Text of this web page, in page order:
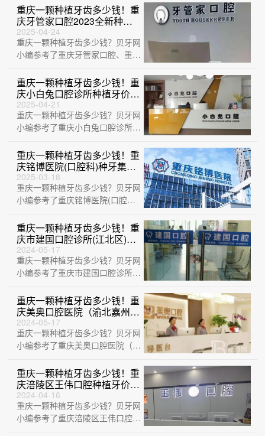
口腔门诊···
重庆一颗种植牙齿多少钱！重
庆牙管家口腔2023全新种牙
价目表，瑞士拓美thommen植
牙牙：6540元起/颗！
2025-04-24
重庆一颗种植牙齿多少钱？贝牙网
小编参考了重庆牙管家口腔、重庆
口腔、重庆···
重庆一颗种植牙齿多少钱！重
庆小白兔口腔诊所种植牙价格
表，美国杰美种植体：7700
元起/颗！
2025-04-21
重庆一颗种植牙齿多少钱？贝牙网
小编参考了重庆小白兔口腔诊所、
店)、重庆艾···
重庆一颗种植牙齿多少钱！重
庆铭博医院(口腔科)种牙集采
价来了，瑞士拓美thommen植
牙牙：6188元起/颗！
2025-03-18
重庆一颗种植牙齿多少钱？贝牙网
小编参考了重庆铭博医院(口腔
重庆隐乐齿···
重庆一颗种植牙齿多少钱！重
庆市建国口腔诊所(江北区)种
植牙收费表公布，德国卡瓦
ABT种植体：6206元起/颗！
2024-05-17
重庆一颗种植牙齿多少钱？贝牙网
小编参考了重庆市建国口腔诊所
所、重庆维···
重庆一颗种植牙齿多少钱！重
庆美奥口腔医院（渝北嘉州路
院）种牙价格表（今日更新/
实时），德国Camlog种植
体：6947元起/颗！
2024-05-17
重庆一颗种植牙齿多少钱？贝牙网
小编参考了重庆美奥口腔医院（渝
所、重庆信···
重庆一颗种植牙齿多少钱！重
庆涪陵区王伟口腔种植牙价目
表已更新，德国Camlog卡姆
洛种植体：5458元起/颗！
2024-04-16
重庆一颗种植牙齿多少钱？贝牙网
小编参考了重庆涪陵区王伟口腔、